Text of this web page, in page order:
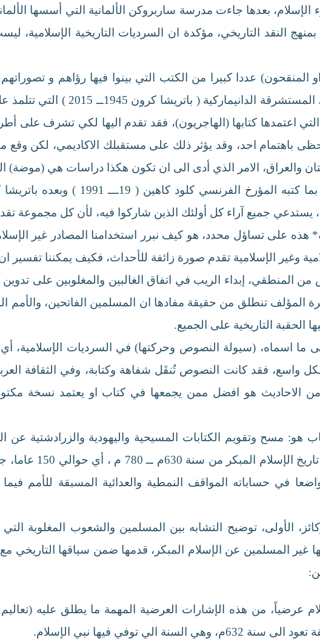
بمنهج النقد التاريخي، مؤكدة ان السرديات التاريخية
عددا كبيرا من الكتب التي بينوا فيها رؤاهم و
الكبيرة)، ومن بين هؤلاء،
اعتمدها كتابها (الهاجريون)، فقد تقدم اليها لكي تشرف على
باهتمام احد، وقد يؤثر ذلك على مستقبلك الاكاديمي، لكن وقع
والعراق، الامر الذي أدى الى ان تكون هكذا دراسات هي (موضة)
يعرب المؤلف عن تأثره بما كتبه
يستدعي جميع آراء كل أولئك الذين شاركوا فيه، لأن كل مجموعة
هذه على تساؤل محدد، هو كيف نبرر استخدامنا المصادر غير
وغير الإسلامية تقدم صورة زائفة للأحداث، فكيف يمكننا تفسير
من المنطقي، إبداء الريب في اتفاق الغالبين والمغلوبين على
المؤلف تنطلق من حقيقة مفادها ان المسلمين الفاتحين، والأمم
الحقبة التاريخية على الجميع.
ما اسماه، (سيولة النصوص وحركتها) في السرديات الإسلامية،
واسع، فقد كانت النصوص تُنقَل شفاهة وكتابة، وفي الثقافة
الاحاديث هو افضل ممن يجمعها في كتاب او يعتمد نسخة
هو: مسح وتقويم الكتابات المسيحية واليهودية والزرادشتية
النصوص التي
في حساباته المواقف النمطية والعدائية المسبقة للأمم
الأولى، توضيح التشابه بين المسلمين والشعوب المغلوبة
غير المسلمين عن الإسلام المبكر، قدمها ضمن سياقها
عرضياً، من هذه الإشارات العرضية المهمة ما يطلق عليه
السنة الي توفي فيها نبي الإسلام.